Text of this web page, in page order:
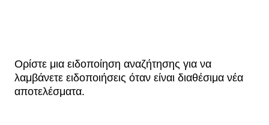
Ορίστε μια ειδοποίηση αναζήτησης για να
λαμβάνετε ειδοποιήσεις όταν είναι διαθέσιμα νέα
αποτελέσματα.